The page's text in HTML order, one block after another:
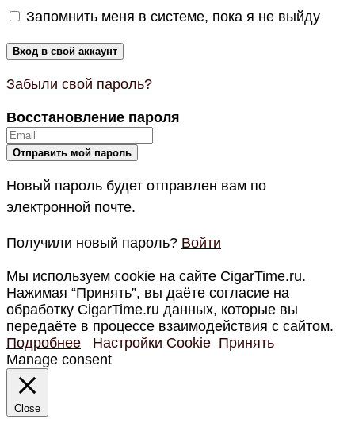
Запомнить меня в системе, пока я не выйду
Забыли свой пароль?
Восстановление пароля
Новый пароль будет отправлен вам по
электронной почте.
Получили новый пароль? Войти
Мы используем cookie на сайте CigarTime.ru.
Нажимая “Принять”, вы даёте согласие на
обработку CigarTime.ru данных, которые вы
передаёте в процессе взаимодействия с сайтом.
Подробнее
Настройки Cookie Принять
Manage consent
Close